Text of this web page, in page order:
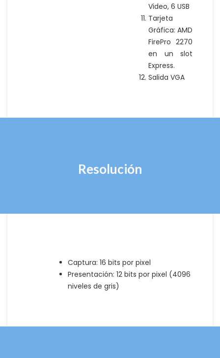
Video, 6 USB
Tarjeta
Gráfica: AMD
FirePro 2270
en un slot
Express.
Salida VGA
Resolución
Captura: 16 bits por pixel
Presentación: 12 bits por pixel (4096
niveles de gris)